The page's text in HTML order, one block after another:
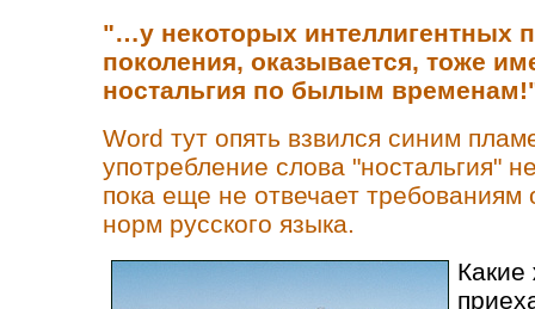
"…у некоторых интеллигентных
поколения, оказывается, тоже
ностальгия по былым
Word тут опять взвился синим
употребление слова "ностальгия"
пока еще не отвечает
норм русского языка.
Какие